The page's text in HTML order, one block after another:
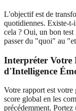
L'objectif est de
quotidiennes. Existe-
cela ? Oui, un bon
passer du "quoi" au
Interpréter Votre
d'Intelligence
Votre rapport est
score global en les
précédemment.